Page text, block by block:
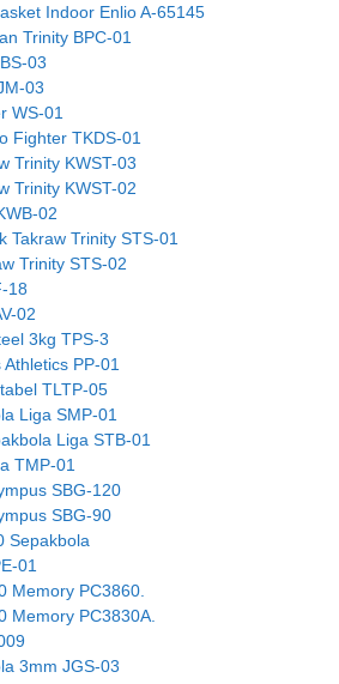
Indoor Enlio A-65145
Trinity BPC-01
03
03
WS-01
Fighter TKDS-01
Trinity KWST-03
Trinity KWST-02
02
Takraw Trinity STS-01
Trinity STS-02
18
02
3kg TPS-3
PP-01
TLTP-05
Liga SMP-01
Liga STB-01
TMP-01
SBG-120
SBG-90
Sepakbola
01
Memory PC3860.
Memory PC3830A.
3mm JGS-03